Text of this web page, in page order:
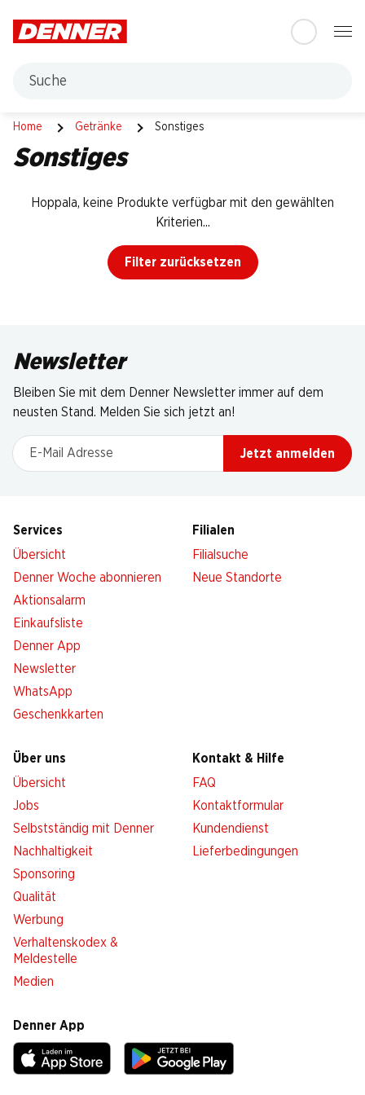
Home Getränke Sonstiges
Sonstiges
Sonstiges
Hoppala, keine Produkte verfügbar mit den gewählten
Kriterien...
Filter zurücksetzen
Newsletter
Bleiben Sie mit dem Denner Newsletter immer auf dem
neusten Stand. Melden Sie sich jetzt an!
E-Mail Adresse
Jetzt anmelden
Services
Übersicht
Denner Woche abonnieren
Aktionsalarm
Einkaufsliste
Denner App
Newsletter
WhatsApp
Geschenkkarten
Filialen
Filialsuche
Neue Standorte
Über uns
Übersicht
Jobs
Selbstständig mit Denner
Nachhaltigkeit
Sponsoring
Qualität
Werbung
Verhaltenskodex &
Meldestelle
Medien
Kontakt & Hilfe
FAQ
Kontaktformular
Kundendienst
Lieferbedingungen
Denner App